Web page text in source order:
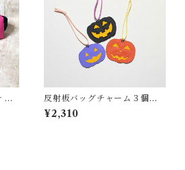
＜
反射板バッグチャーム３個セ
ット（ハロウィン）
¥2,310